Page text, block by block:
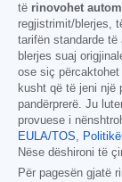
të rinovohet
regjistrimit/blerjes,
tarifën standarde të
blerjes suaj
ose siç
kusht që të jeni një
pandërprerë. Ju
provuese i
EULA/TOS,
Nëse dëshironi të
Për pagesën gjatë